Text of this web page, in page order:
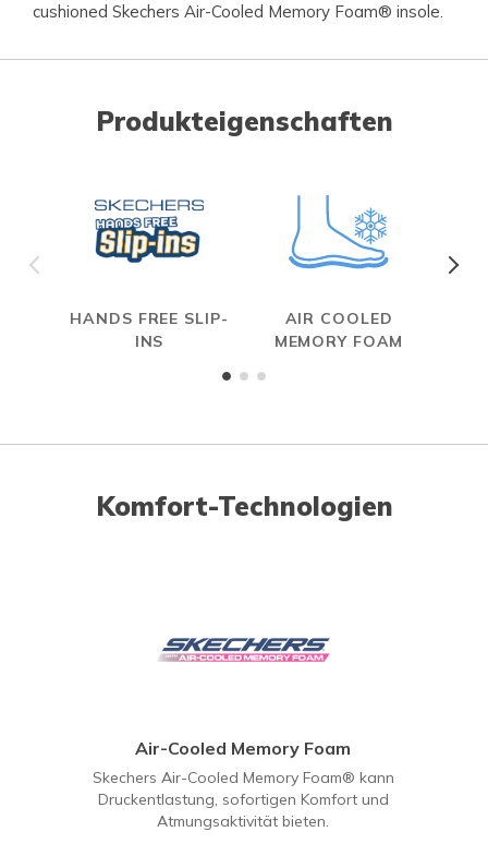
cushioned Skechers Air-Cooled Memory Foam® insole.
Produkteigenschaften
HANDS FREE SLIP-
INS
AIR COOLED
MEMORY FOAM
Komfort-Technologien
Air-Cooled Memory Foam
Skechers Air-Cooled Memory Foam® kann
Druckentlastung, sofortigen Komfort und
Atmungsaktivität bieten.